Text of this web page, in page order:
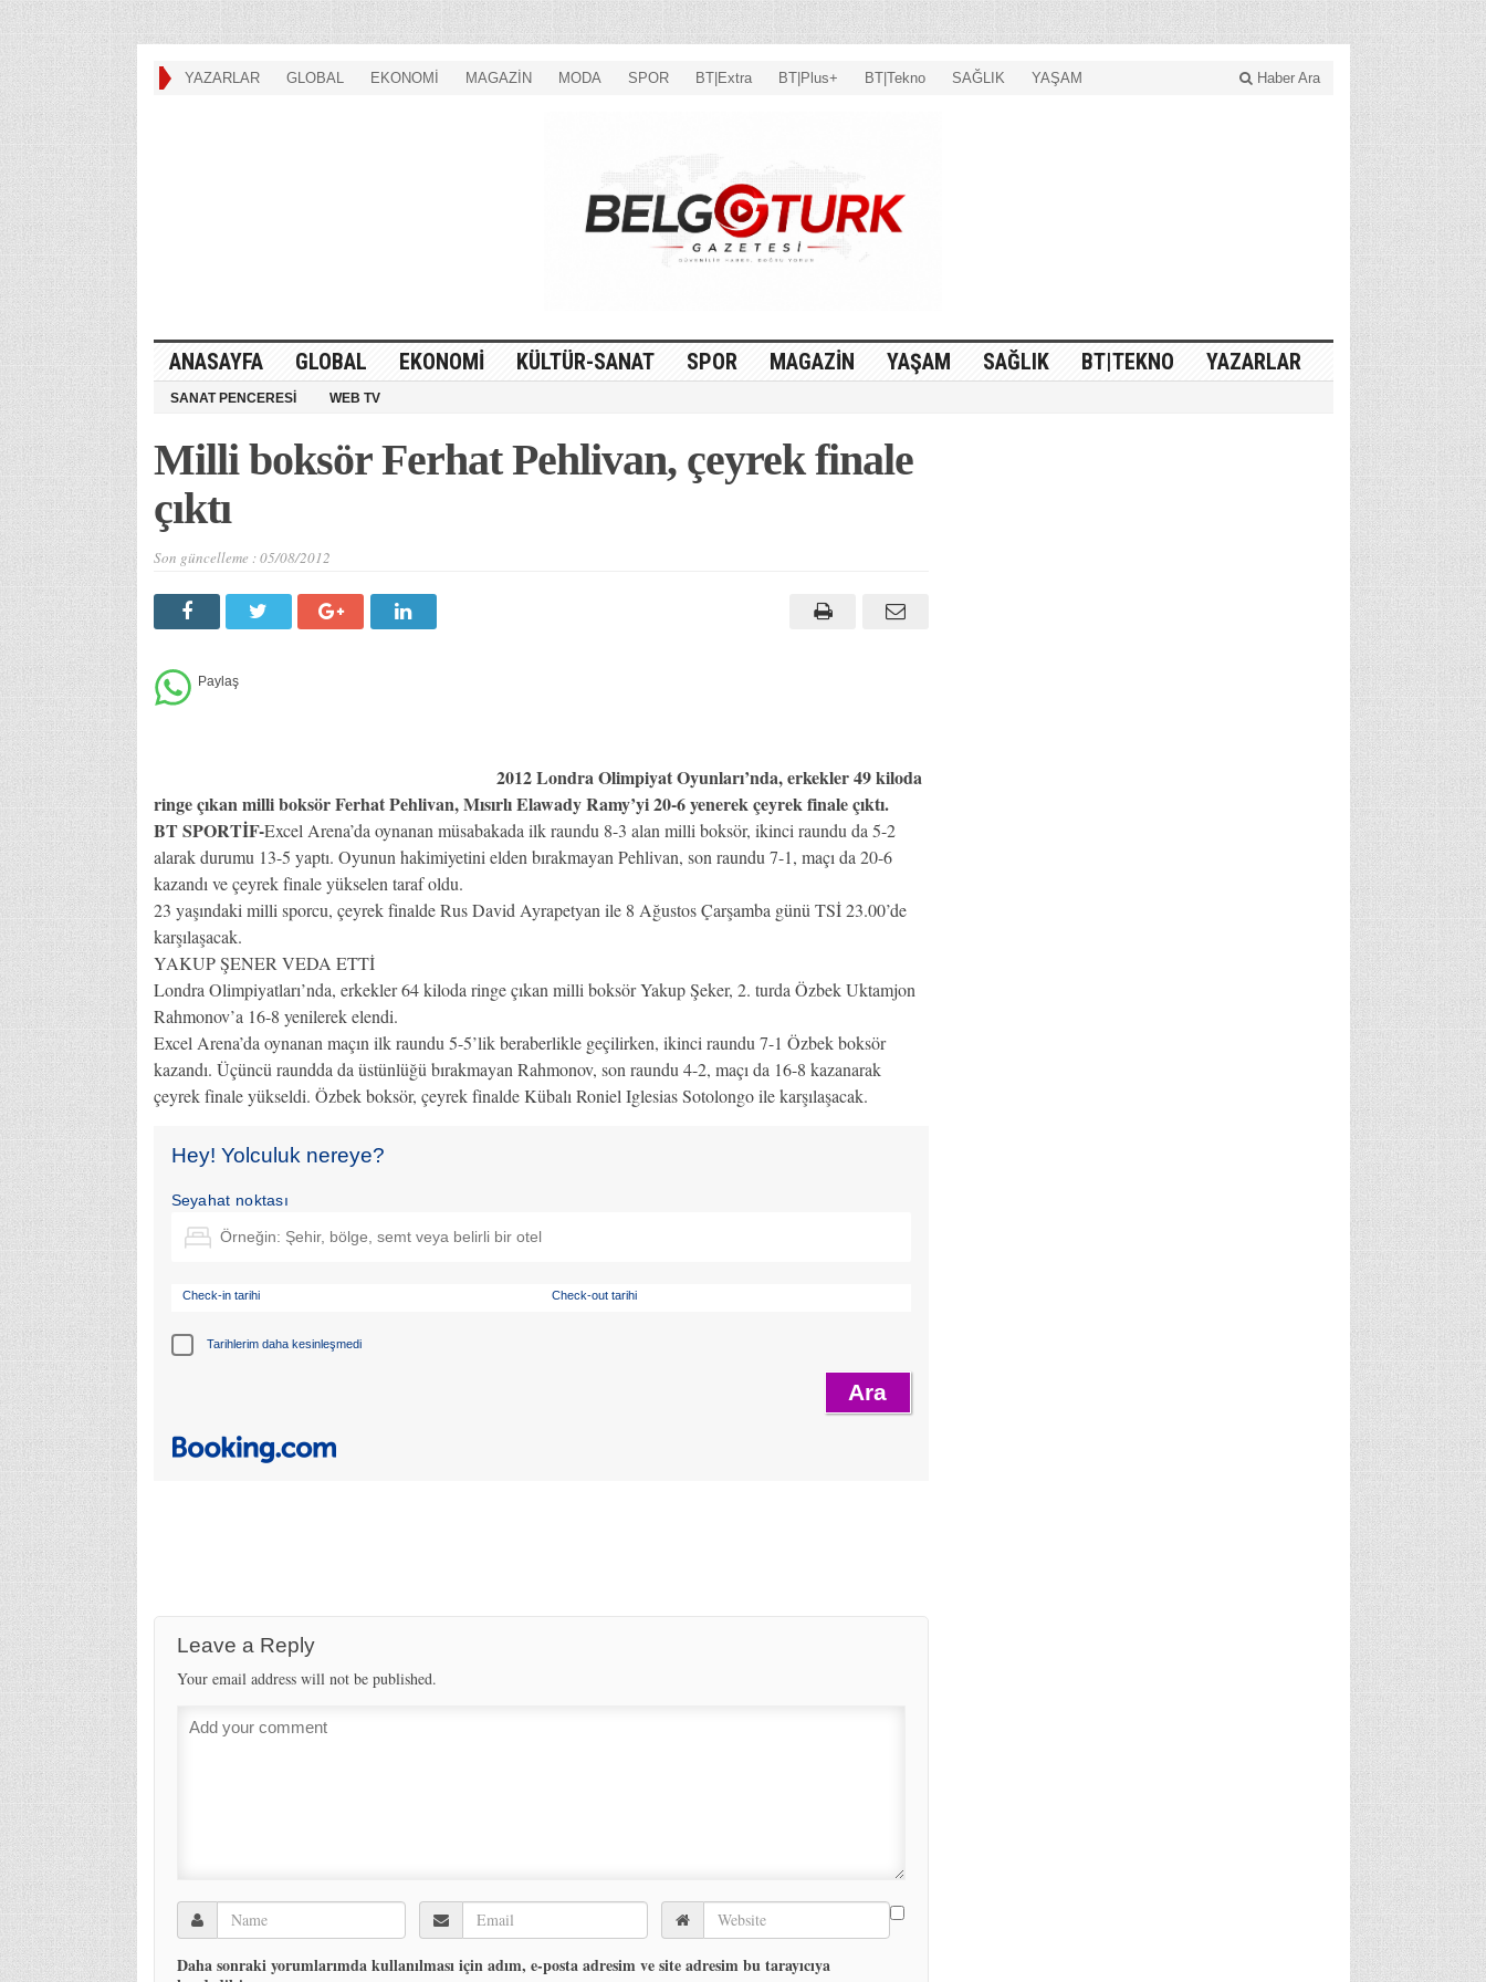
YAZARLAR GLOBAL EKONOMİ MAGAZİN MODA SPOR BT|Extra BT|Plus+ BT|Tekno SAĞLIK YAŞAM Haber Ara
ANASAYFA GLOBAL EKONOMİ KÜLTÜR-SANAT SPOR MAGAZİN YAŞAM SAĞLIK BT|TEKNO YAZARLAR
SANAT PENCERESİ WEB TV
Milli boksör Ferhat Pehlivan, çeyrek finale
çıktı
Son güncelleme :05/08/2012
2012 Londra Olimpiyat Oyunları’nda, erkekler 49 kiloda
ringe çıkan milli boksör Ferhat Pehlivan, Mısırlı Elawady Ramy’yi 20-6 yenerek çeyrek finale çıktı.
BT SPORTİF-Excel Arena’da oynanan müsabakada ilk raundu 8-3 alan milli boksör, ikinci raundu da 5-2
alarak durumu 13-5 yaptı. Oyunun hakimiyetini elden bırakmayan Pehlivan, son raundu 7-1, maçı da 20-6
kazandı ve çeyrek finale yükselen taraf oldu.
23 yaşındaki milli sporcu, çeyrek finalde Rus David Ayrapetyan ile 8 Ağustos Çarşamba günü TSİ 23.00’de
karşılaşacak.
YAKUP ŞENER VEDA ETTİ
Londra Olimpiyatları’nda, erkekler 64 kiloda ringe çıkan milli boksör Yakup Şeker, 2. turda Özbek Uktamjon
Rahmonov’a 16-8 yenilerek elendi.
Excel Arena’da oynanan maçın ilk raundu 5-5’lik beraberlikle geçilirken, ikinci raundu 7-1 Özbek boksör
kazandı. Üçüncü raundda da üstünlüğü bırakmayan Rahmonov, son raundu 4-2, maçı da 16-8 kazanarak
çeyrek finale yükseldi. Özbek boksör, çeyrek finalde Kübalı Roniel Iglesias Sotolongo ile karşılaşacak.
Hey! Yolculuk nereye?
Seyahat noktası
Check-in tarihi Check-out tarihi
Tarihlerim daha kesinleşmedi
Leave a Reply
Your email address will not be published.
Daha sonraki yorumlarımda kullanılması için adım, e-posta adresim ve site adresim bu tarayıcıya